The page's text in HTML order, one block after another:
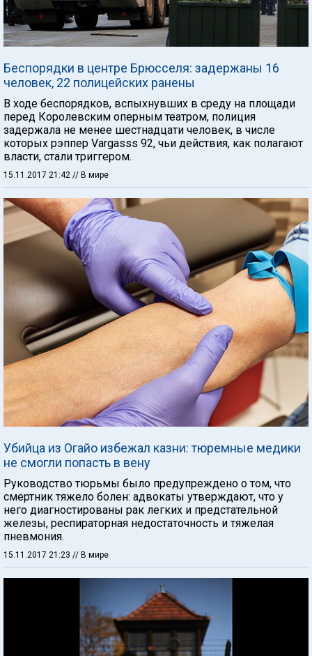
Беспорядки в центре Брюсселя: задержаны 16
человек, 22 полицейских ранены
В ходе беспорядков, вспыхнувших в среду на площади
перед Королевским оперным театром, полиция
задержала не менее шестнадцати человек, в числе
которых рэппер Vargasss 92, чьи действия, как полагают
власти, стали триггером.
15.11.2017 21:42 // В мире
Убийца из Огайо избежал казни: тюремные медики
не смогли попасть в вену
Руководство тюрьмы было предупреждено о том, что
смертник тяжело болен: адвокаты утверждают, что у
него диагностированы рак легких и предстательной
железы, респираторная недостаточность и тяжелая
пневмония.
15.11.2017 21:23 // В мире